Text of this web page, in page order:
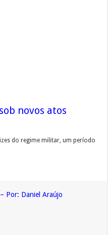
novos atos
do regime militar, um período
Por: Daniel Araújo